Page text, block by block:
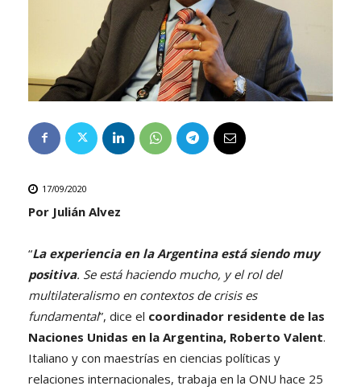
17/09/2020
Por Julián Alvez
“La experiencia en la Argentina está siendo muy
positiva. Se está haciendo mucho, y el rol del
multilateralismo en contextos de crisis es
fundamental”, dice el coordinador residente de las
Naciones Unidas en la Argentina, Roberto Valent.
Italiano y con maestrías en ciencias políticas y
relaciones internacionales, trabaja en la ONU hace 25